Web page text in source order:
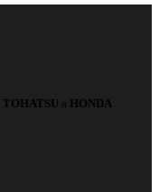
TOHATSU a HONDA